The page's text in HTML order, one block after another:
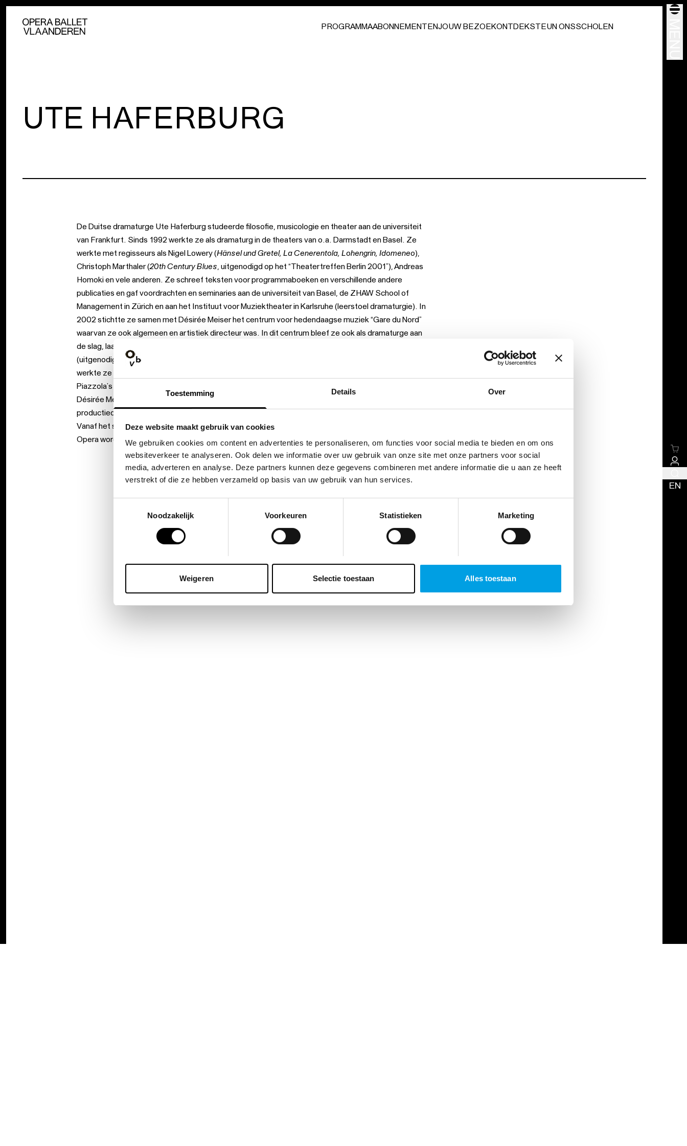
Toestemming Details Over
Deze website maakt gebruik van cookies
We gebruiken cookies om content en advertenties te personaliseren, om functies voor social media te bieden en om ons
websiteverkeer te analyseren. Ook delen we informatie over uw gebruik van onze site met onze partners voor social
media, adverteren en analyse. Deze partners kunnen deze gegevens combineren met andere informatie die u aan ze heeft
verstrekt of die ze hebben verzameld op basis van uw gebruik van hun services.
Noodzakelijk
Voorkeuren Statistieken Marketing
Weigeren Selectie toestaan Alles toestaan
PROGRAMMAABONNEMENTENJOUW BEZOEKONTDEKSTEUN ONSSCHOLEN
UTE HAFERBURG
De Duitse dramaturge Ute Haferburg studeerde filosofie, musicologie en theater aan de universiteit
van Frankfurt. Sinds 1992 werkte ze als dramaturg in de theaters van o.a. Darmstadt en Basel. Ze
werkte met regisseurs als Nigel Lowery (Hänsel und Gretel, La Cenerentola, Lohengrin, Idomeneo),
Christoph Marthaler (20th Century Blues, uitgenodigd op het “Theatertreffen Berlin 2001”), Andreas
Homoki en vele anderen. Ze schreef teksten voor programmaboeken en verschillende andere
publicaties en gaf voordrachten en seminaries aan de universiteit van Basel, de ZHAW School of
Management in Zürich en aan het Instituut voor Muziektheater in Karlsruhe (leerstoel dramaturgie). In
2002 stichtte ze samen met Désirée Meiser het centrum voor hedendaagse muziek “Gare du Nord”
waarvan ze ook algemeen en artistiek directeur was. In dit centrum bleef ze ook als dramaturge aan
de slag, laatst nog voor de wereldpremière van
(uitgenodigd naar het festival van Mexico City en het Maerz Musik Festival in Berlijn 2007). In 2007
werkte ze ook als dramaturge in het Teatro Nacional de São Carlos in Lissabon, aan een productie van
Piazzola’s
Désirée Meiser). Vanaf seizoen 2008-09 werd ze chef-dramaturg in de Vlaamse Opera, waar ze de
productiedramaturgie voor haar rekening nam vanDie Schöpfung, CandideenThe Rage of Life.
Vanaf het seizoen 2010-11 wordt ze intendant van het Theater Chur in Zwitserland. Aan de Vlaamse
Opera wordt ze opgevolgd door Luc Joosten.
EN